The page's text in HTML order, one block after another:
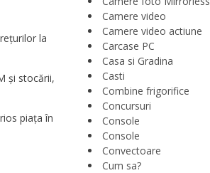
la
și stocării,
piața în
Camere video
Camere video actiune
Carcase PC
Casa si Gradina
Casti
Combine frigorifice
Concursuri
Console
Console
Convectoare
Cum sa?